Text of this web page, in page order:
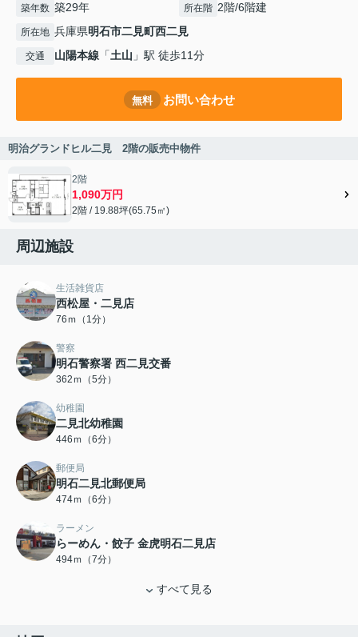
築年数 築29年 所在階 2階/6階建
所在地 兵庫県明石市二見町西二見
交通 山陽本線 「土山 」駅 徒歩11分
無料 お問い合わせ
明治グランドヒル二見 2階の販売中物件
2階
1,090万円
2階 / 19.88坪(65.75㎡)
周辺施設
生活雑貨店
西松屋・二見店
76ｍ（1分）
警察
明石警察署 西二見交番
362ｍ（5分）
幼稚園
二見北幼稚園
446ｍ（6分）
郵便局
明石二見北郵便局
474ｍ（6分）
ラーメン
らーめん・餃子 金虎明石二見店
494ｍ（7分）
すべて見る